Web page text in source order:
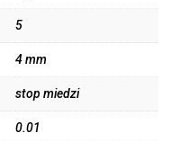
5
4 mm
stop miedzi
0.01